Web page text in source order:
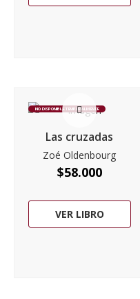
NO DISPONIBLE TEMPORALMENTE
Las cruzadas
Zoé Oldenbourg
$58.000
VER LIBRO